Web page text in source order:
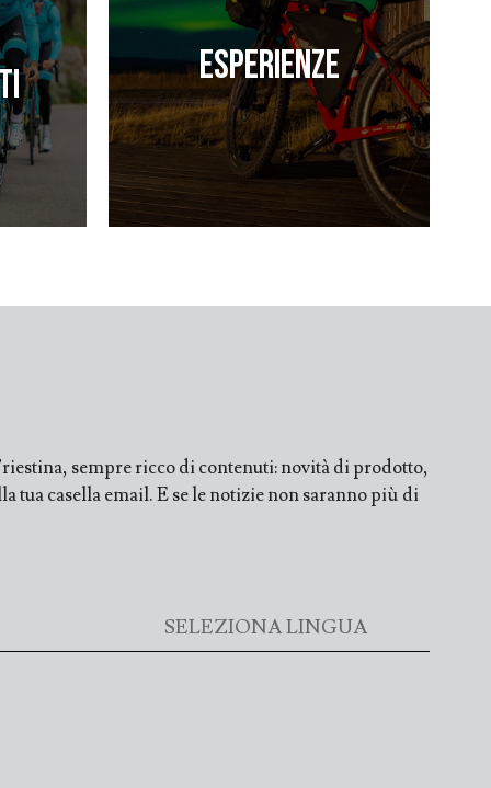
Esperienze
sempre ricco di contenuti: novità di prodotto,
casella email. E se le notizie non saranno più di